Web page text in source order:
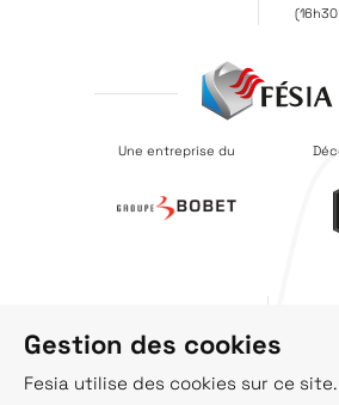
Une entreprise du
Catalogues
Gestion des cookies
Fesia utilise des cookies sur ce